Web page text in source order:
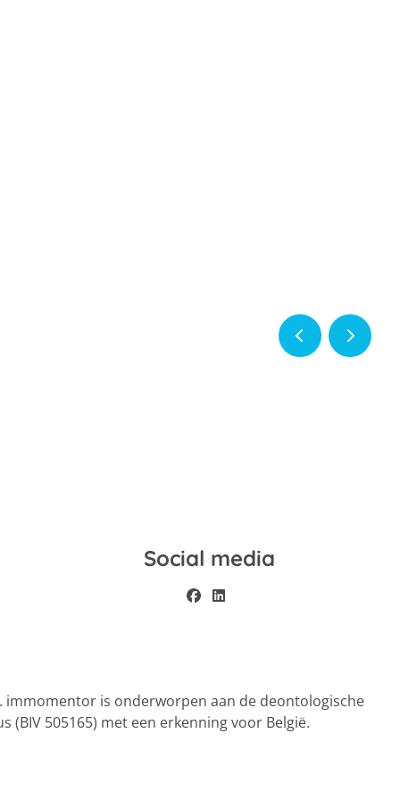
Social media
immomentor is onderworpen aan de deontologische
(BIV 505165) met een erkenning voor België.